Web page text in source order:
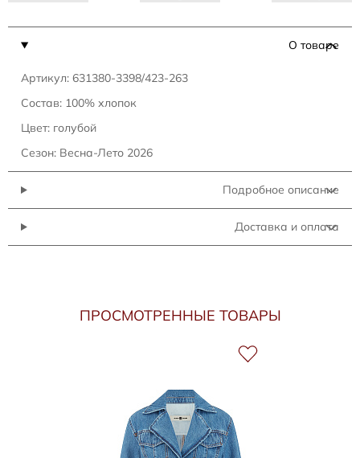
О товаре
Артикул: 631380-3398/423-263
Состав: 100% хлопок
Цвет: голубой
Сезон: Весна-Лето 2026
Подробное описание
Доставка и оплата
ПРОСМОТРЕННЫЕ ТОВАРЫ